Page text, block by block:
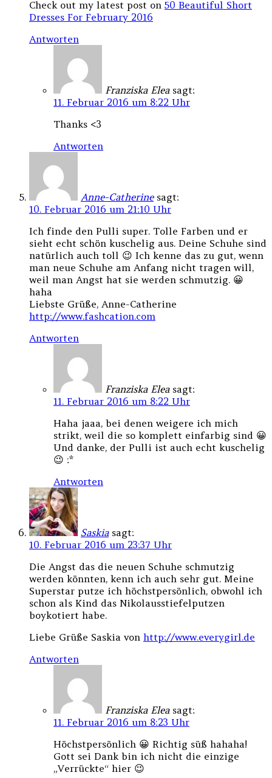
Check out my latest post on 50 Beautiful Short
Dresses For February 2016
Antworten
Franziska Elea sagt:
11. Februar 2016 um 8:22 Uhr
Thanks <3
Antworten
Anne-Catherine sagt:
10. Februar 2016 um 21:10 Uhr
Ich finde den Pulli super. Tolle Farben und er
sieht echt schön kuschelig aus. Deine Schuhe sind
natürlich auch toll 😉 Ich kenne das zu gut, wenn
man neue Schuhe am Anfang nicht tragen will,
weil man Angst hat sie werden schmutzig. 😀
haha
Liebste Grüße, Anne-Catherine
http://www.fashcation.com
Antworten
Franziska Elea sagt:
11. Februar 2016 um 8:22 Uhr
Haha jaaa, bei denen weigere ich mich
strikt, weil die so komplett einfarbig sind 😀
Und danke, der Pulli ist auch echt kuschelig
😉 :*
Antworten
Saskia sagt:
10. Februar 2016 um 23:37 Uhr
Die Angst das die neuen Schuhe schmutzig
werden könnten, kenn ich auch sehr gut. Meine
Superstar putze ich höchstpersönlich, obwohl ich
schon als Kind das Nikolausstiefelputzen
boykotiert habe.
Liebe Grüße Saskia von http://www.everygirl.de
Antworten
Franziska Elea sagt:
11. Februar 2016 um 8:23 Uhr
Höchstpersönlich 😀 Richtig süß hahaha!
Gott sei Dank bin ich nicht die einzige
„Verrückte“ hier 😉